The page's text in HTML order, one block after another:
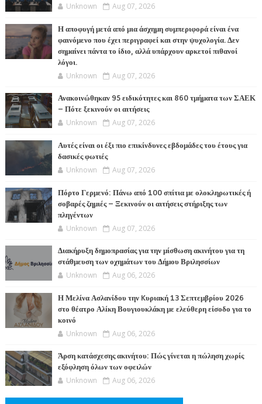
Unknown Aug 07, 2026
Η αποφυγή μετά από μια άσχημη συμπεριφορά είναι ένα
φαινόμενο που έχει περιγραφεί και στην ψυχολογία. Δεν
σημαίνει πάντα το ίδιο, αλλά υπάρχουν αρκετοί πιθανοί
λόγοι.
Unknown Aug 07, 2026
Ανακοινώθηκαν 95 ειδικότητες και 860 τμήματα των ΣΑΕΚ
– Πότε ξεκινούν οι αιτήσεις
Unknown Aug 07, 2026
Αυτές είναι οι έξι πιο επικίνδυνες εβδομάδες του έτους για
δασικές φωτιές
Unknown Aug 07, 2026
Πόρτο Γερμενό: Πάνω από 100 σπίτια με ολοκληρωτικές ή
σοβαρές ζημιές – Ξεκινούν οι αιτήσεις στήριξης των
πληγέντων
Unknown Aug 07, 2026
Διακήρυξη δημοπρασίας για την μίσθωση ακινήτου για τη
στάθμευση των οχημάτων του Δήμου Βριλησσίων
Unknown Aug 06, 2026
Η Μελίνα Ασλανίδου την Kυριακή 13 Σεπτεμβρίου 2026
στο θέατρο Αλίκη Βουγιουκλάκη με ελεύθερη είσοδο για το
κοινό
Unknown Aug 06, 2026
Άρση κατάσχεσης ακινήτου: Πώς γίνεται η πώληση χωρίς
εξόφληση όλων των οφειλών
Unknown Aug 06, 2026